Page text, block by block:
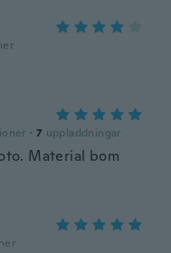
· 7 uppladdningar
Material bom